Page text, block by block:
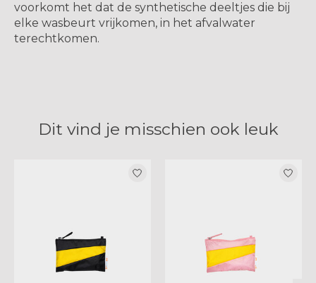
voorkomt het dat de synthetische deeltjes die bij
elke wasbeurt vrijkomen, in het afvalwater
terechtkomen.
Dit vind je misschien ook leuk
Items van productcarrousel